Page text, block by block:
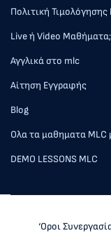
Πολιτική Τιμολόγησης
Live ή Video
Αγγλικά στο mlc
Αίτηση Εγγραφής
Blog
Ολα τα μαθηματα MLC
DEMO LESSONS MLC
‘Οροι